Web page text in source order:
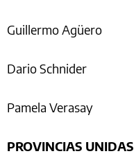
Guillermo Agüero
Dario Schnider
Pamela Verasay
PROVINCIAS UNIDAS